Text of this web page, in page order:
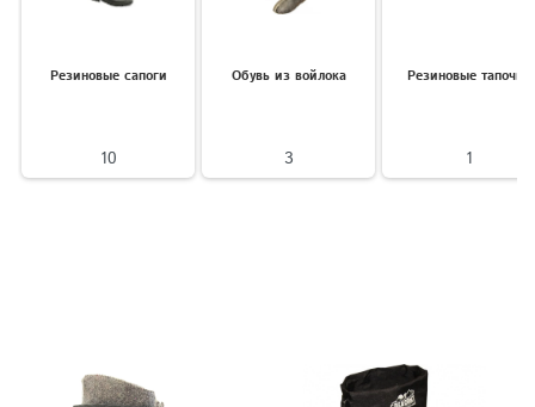
Резиновые сапоги
10
Обувь из войлока
3
Резиновые тапочки
1